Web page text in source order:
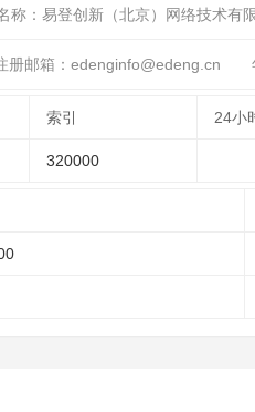
称： 易登创新（北京）网络技术有
册邮箱：edenginfo@edeng.cn
索引 24小
320000